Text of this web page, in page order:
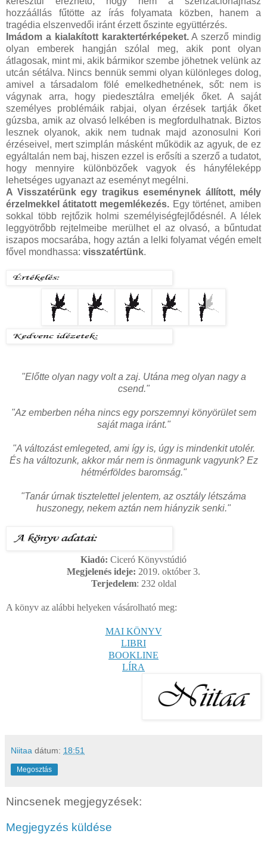
hozzáállás fűtötte az írás folyamata közben, hanem a
tragédia elszenvedői iránt érzett őszinte együttérzés.
Imádom a kialakított karaktertérképeket.A szerző mindig
olyan emberek hangján szólal meg, akik pont olyan
átlagosak, mint mi, akik bármikor szembe jöhetnek velünk az
utcán sétálva. Nincs bennük semmi olyan különleges dolog,
amivel a társadalom fölé emelkedhetnének, sőt: nem is
vágynak arra, hogy piedesztálra emeljék őket. A saját
személyes problémáik rabjai, olyan érzések tartják őket
gúzsba, amik az olvasó lelkében is megfordulhatnak. Biztos
lesznek olyanok, akik nem tudnak majd azonosulni Kori
érzéseivel, mert szimplán másként működik az agyuk, de ez
egyáltalán nem baj, hiszen ezzel is erősíti a szerző a tudatot,
hogy mennyire különbözőek vagyok és hányféleképp
lehetséges ugyanazt az eseményt megélni.
A Visszatérünk egy tragikus eseménynek állított, mély
érzelmekkel átitatott megemlékezés. Egy történet, amiben
sokkal több rejtőzik holmi személyiségfejlődésnél. A lélek
leggyötrőbb rejtelmeibe merülhet el az olvasó, a bűntudat
iszapos mocsarába, hogy aztán a lelki folyamat végén emelt
fővel mondhassa: visszatértünk.
"Előtte olyan nagy volt a zaj. Utána meg olyan nagy a
csend."
"Az emberben néha nincs egy porszemnyi könyörület sem
saját maga iránt."
"A változást emlegeted, ami így is, úgy is mindenkit utolér.
És ha változunk, akkor már nem is önmagunk vagyunk? Ez
hétmérföldes baromság."
"Tanár úrnak tisztelettel jelentem, az osztály létszáma
huszonegy, nekem aztán nem hiányzik senki."
Kiadó: Ciceró Könyvstúdió
Megjelenés ideje: 2019. október 3.
Terjedelem: 232 oldal
A könyv az alábbi helyeken vásárolható meg:
MAI KÖNYV
LIBRI
BOOKLINE
LÍRA
Niitaa dátum: 18:51
Megosztás
Nincsenek megjegyzések:
Megjegyzés küldése